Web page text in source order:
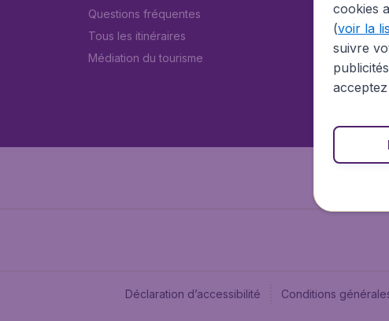
Questions fréquentes
Tous les itinéraires
Médiation du tourisme
Déclaration d’accessibilité Conditions
cookies
(voir la
suivre